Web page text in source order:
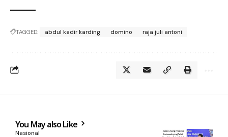
TAGGED: abdul kadir karding domino raja juli antoni
You May also Like
Nasional